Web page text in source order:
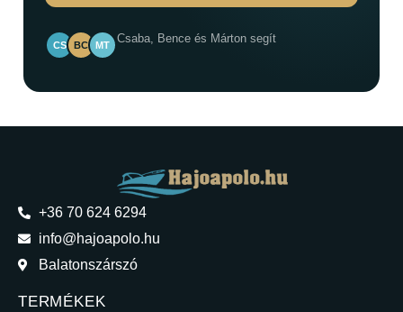
CS BC MT Csaba, Bence és Márton segít
+36 70 624 6294
info@hajoapolo.hu
Balatonszárszó
TERMÉKEK